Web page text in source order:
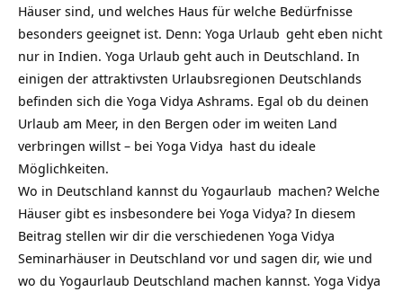
Häuser sind, und welches Haus für welche Bedürfnisse
besonders geeignet ist. Denn: Yoga Urlaub geht eben nicht
nur in Indien. Yoga Urlaub geht auch in Deutschland. In
einigen der attraktivsten Urlaubsregionen Deutschlands
befinden sich die Yoga Vidya Ashrams. Egal ob du deinen
Urlaub am Meer, in den Bergen oder im weiten Land
verbringen willst – bei Yoga Vidya hast du ideale
Möglichkeiten.
Wo in Deutschland kannst du Yogaurlaub machen? Welche
Häuser gibt es insbesondere bei Yoga Vidya? In diesem
Beitrag stellen wir dir die verschiedenen Yoga Vidya
Seminarhäuser in Deutschland vor und sagen dir, wie und
wo du Yogaurlaub Deutschland machen kannst. Yoga Vidya